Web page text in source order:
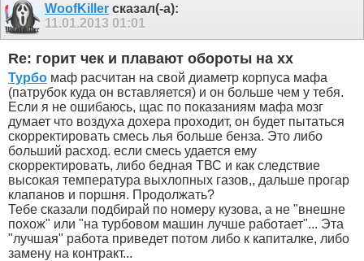
WoofKiller сказал(-а):
11.01.2013 01:01
Re: горит чек и плавают обороты на хх
Турбо маф расчитан на свой диаметр корпуса мафа
(патрубок куда он вставляется) и он больше чем у тебя.
Если я не ошибаюсь, щас по показаниям мафа мозг
думает что воздуха дохера проходит, он будет пытаться
скорректировать смесь лья больше бенза. Это либо
больший расход. если смесь удается ему
скорректировать, либо бедная ТВС и как следствие
высокая температура выхлопных газов,, дальше прогар
клапанов и поршня. Продолжать?
Тебе сказали подбирай по номеру кузова, а не "внешне
похож" или "на турбовом машин лучше работает"... Эта
"лучшая" работа приведет потом либо к капиталке, либо
замену на контракт...